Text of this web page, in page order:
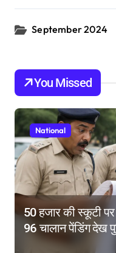
September 2024
You Missed
National
50 हजार की स्कूटी
96 चालान पेंडिंग देख